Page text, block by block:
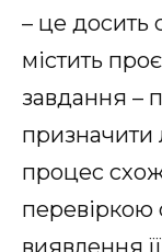
– це досить
містить
завдання –
призначити
процес
перевіркою
виявлення